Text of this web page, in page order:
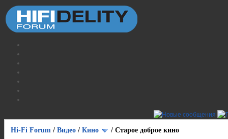
Hi-Fi Forum / Видео / Кино / Старое доброе кино